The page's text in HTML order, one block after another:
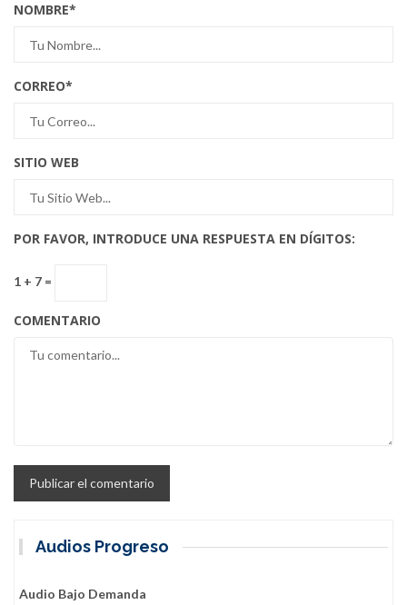
NOMBRE*
CORREO*
SITIO WEB
POR FAVOR, INTRODUCE UNA RESPUESTA EN DÍGITOS:
1 + 7 =
COMENTARIO
Audios Progreso
Audio Bajo Demanda